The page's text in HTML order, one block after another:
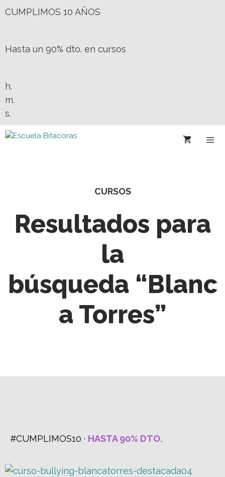
CUMPLIMOS 10 AÑOS
Hasta un 90% dto. en cursos
h.
m.
s.
CURSOS
Resultados para
la
búsqueda “Blanc
a Torres”
#CUMPLIMOS10 · HASTA 90% DTO.